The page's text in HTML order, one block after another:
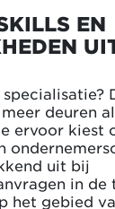
EN
specialisatie?
deuren
ervoor kiest
uit bij
in de
het gebied